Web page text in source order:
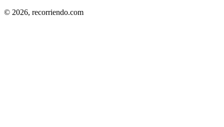
© 2026, recorriendo.com